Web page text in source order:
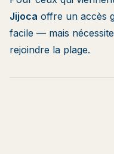
Jijoca offre un accès
facile — mais
rejoindre la plage.